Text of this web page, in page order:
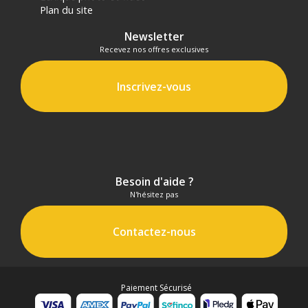
relais situé en France continentale uniquement, valable uniquement
sur les produits de moins de 1m et moins de 20Kg.
(3) Nombre de points Fidélité estimés, hors remises au panier, basé
sur le prix TTC en €, les points seront effectivement calculés dans le
panier.
Plan du site
Newsletter
Recevez nos offres exclusives
Inscrivez-vous
Besoin d'aide ?
N'hésitez pas
Contactez-nous
Paiement Sécurisé